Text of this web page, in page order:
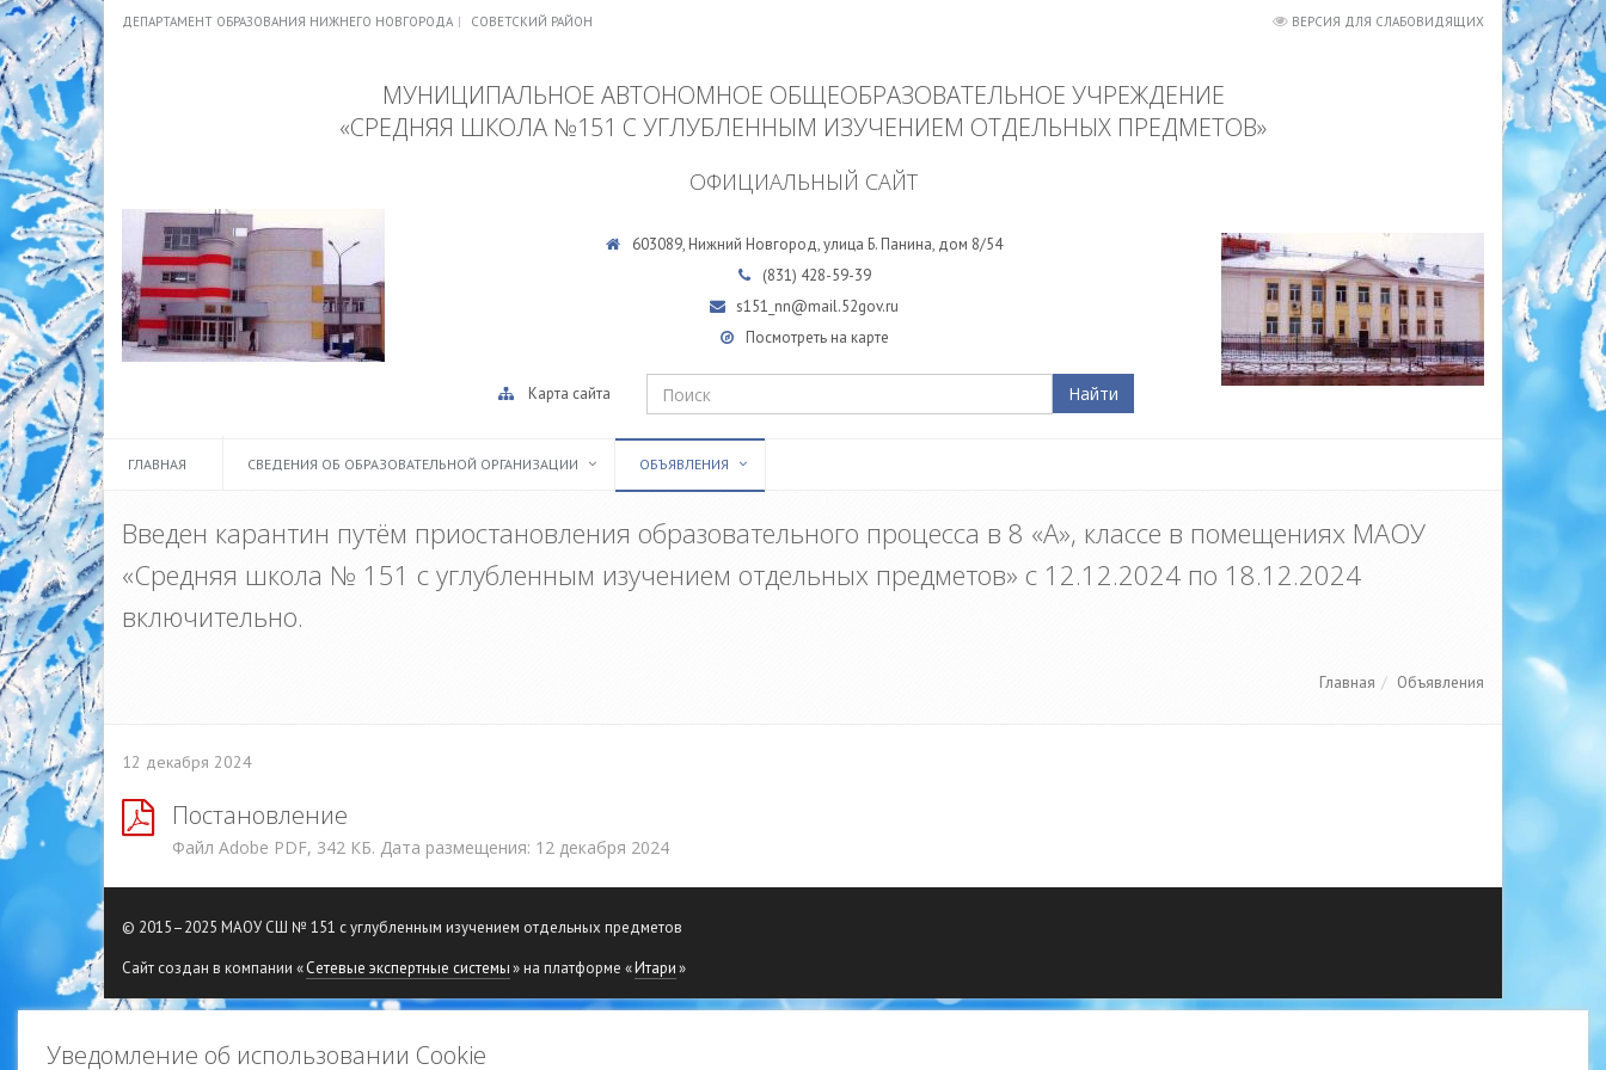
Уведомление об использовании Cookie
ДЕПАРТАМЕНТ ОБРАЗОВАНИЯ НИЖНЕГО НОВГОРОДА СОВЕТСКИЙ РАЙОН ВЕРСИЯ ДЛЯ СЛАБОВИДЯЩИХ
МУНИЦИПАЛЬНОЕ АВТОНОМНОЕ ОБЩЕОБРАЗОВАТЕЛЬНОЕ УЧРЕЖДЕНИЕ
«СРЕДНЯЯ ШКОЛА №151 С УГЛУБЛЕННЫМ ИЗУЧЕНИЕМ ОТДЕЛЬНЫХ ПРЕДМЕТОВ»
ОФИЦИАЛЬНЫЙ САЙТ
603089, Нижний Новгород, улица Б. Панина, дом 8/54
(831) 428-59-39
s151_nn@mail.52gov.ru
Посмотреть на карте
Карта сайта Найти
ГЛАВНАЯ СВЕДЕНИЯ ОБ ОБРАЗОВАТЕЛЬНОЙ ОРГАНИЗАЦИИ ОБЪЯВЛЕНИЯ
Введен карантин путём приостановления образовательного процесса в 8 «А», классе в помещениях МАОУ
«Средняя школа № 151 с углубленным изучением отдельных предметов» с 12.12.2024 по 18.12.2024
включительно.
Главная Объявления
12 декабря 2024
Постановление
Файл Adobe PDF, 342 КБ. Дата размещения: 12 декабря 2024
© 2015–2025 МАОУ СШ № 151 с углубленным изучением отдельных предметов
Сайт создан в компании «Сетевые экспертные системы» на платформе «Итари»